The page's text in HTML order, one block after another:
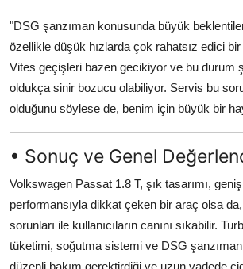
"DSG şanzıman konusunda büyük
özellikle düşük hızlarda çok rahatsız edici bir
Vites geçişleri bazen gecikiyor ve bu durum
oldukça sinir bozucu olabiliyor. Servis bu
olduğunu söylese de, benim için büyük bir
• Sonuç ve Genel
Volkswagen Passat 1.8 T, şık tasarımı,
performansıyla dikkat çeken bir araç olsa
sorunları ile kullanıcıların canını sıkabilir.
tüketimi, soğutma sistemi ve DSG
düzenli bakım gerektirdiği ve uzun vadede